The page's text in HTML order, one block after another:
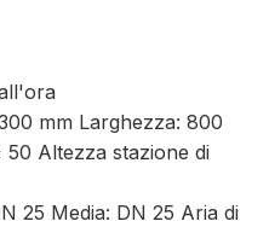
mm Larghezza: 800
Altezza stazione di
25 Media: DN 25 Aria di